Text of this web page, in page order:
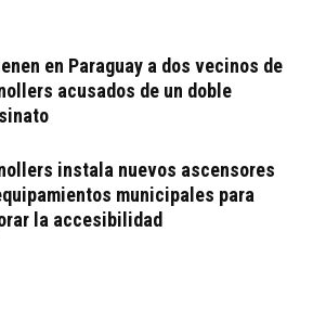
en Paraguay a dos vecinos de
acusados de un doble
instala nuevos ascensores
municipales para
la accesibilidad